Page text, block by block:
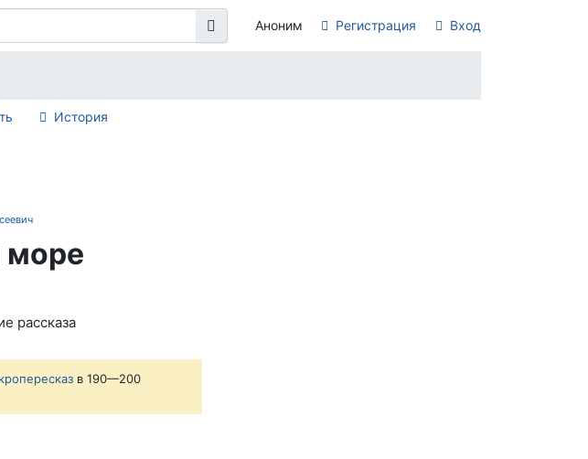
Аноним Регистрация Вход
История
море
рассказа
в 190—200